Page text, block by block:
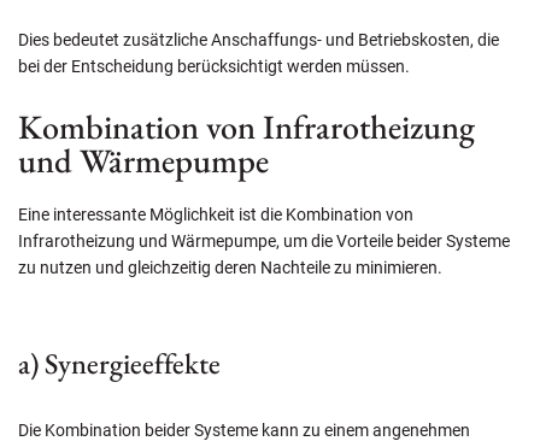
Dies bedeutet zusätzliche Anschaffungs- und Betriebskosten, die
bei der Entscheidung berücksichtigt werden müssen.
Kombination von Infrarotheizung
und Wärmepumpe
Eine interessante Möglichkeit ist die Kombination von
Infrarotheizung und Wärmepumpe, um die Vorteile beider Systeme
zu nutzen und gleichzeitig deren Nachteile zu minimieren.
a) Synergieeffekte
Die Kombination beider Systeme kann zu einem angenehmen